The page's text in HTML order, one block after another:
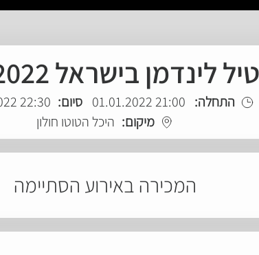
טיל לינדמן בישראל 1.1.2022
התחלה: 21:00 01.01.2022 סיום: 22:30 01.01.2022
מיקום: היכל הטוטו חולון
המכירה באירוע הסתיימה